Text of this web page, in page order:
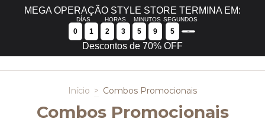
MEGA OPERAÇÃO STYLE STORE TERMINA EM:
DÍAS
0 1
HORAS
2 3
MINUTOS
5 9
SEGUNDOS
5 6
Descontos de 70% OFF
É a sua primeira compra? Utilize o cupom BEMVINDA (não se aplica em
peças promocionais)
Início > Combos Promocionais
Combos Promocionais